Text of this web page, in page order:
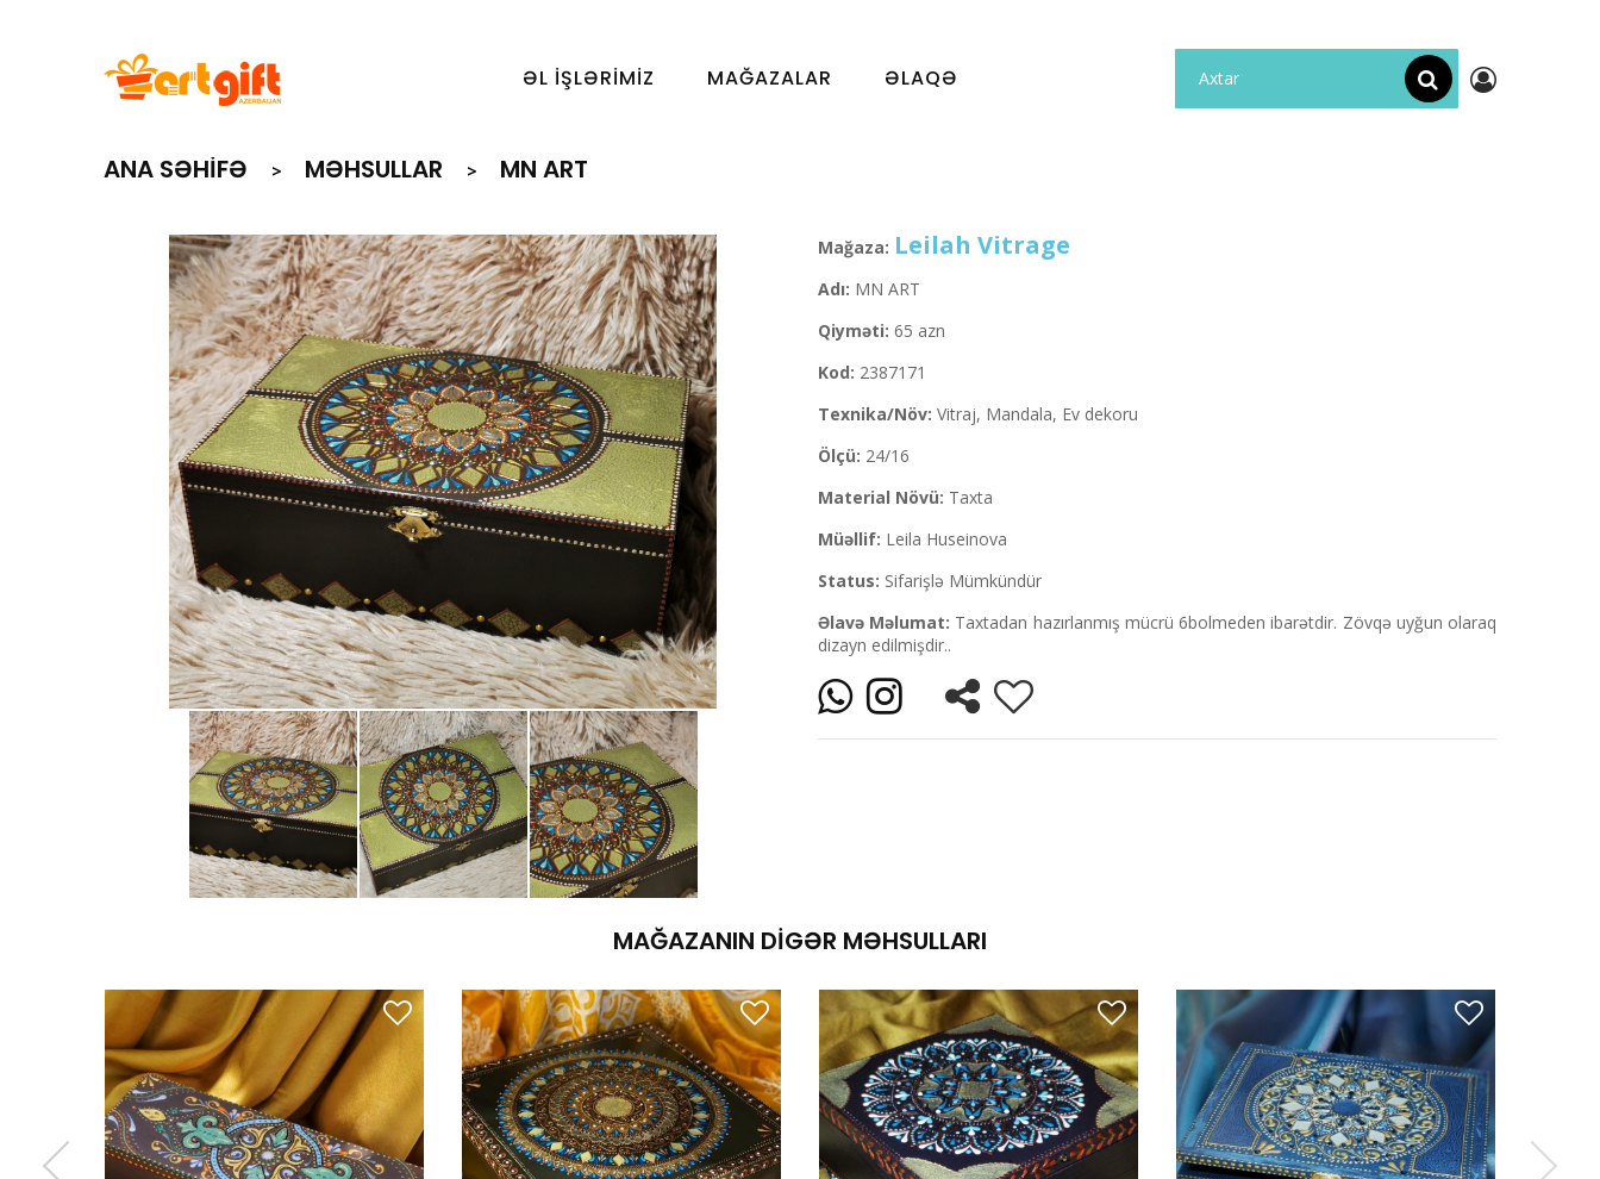
ƏL İŞLƏRIMIZ MAĞAZALAR ƏLAQƏ
ANA SƏHIFƏ MƏHSULLAR MN ART
Mağaza: Leilah Vitrage
Adı: MN ART
Qiyməti: 65 azn
Kod: 2387171
Texnika/Növ: Vitraj, Mandala, Ev dekoru
Ölçü: 24/16
Material Növü: Taxta
Müəllif: Leila Huseinova
Status: Sifarişlə Mümkündür
Əlavə Məlumat: Taxtadan hazırlanmış mücrü 6bolmeden ibarətdir. Zövqə uyğun olaraq
dizayn edilmişdir..
MAĞAZANIN DIGƏR MƏHSULLARI